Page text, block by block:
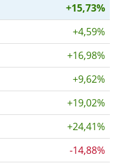
+15,73%
+4,59%
+16,98%
+9,62%
+19,02%
+24,41%
-14,88%